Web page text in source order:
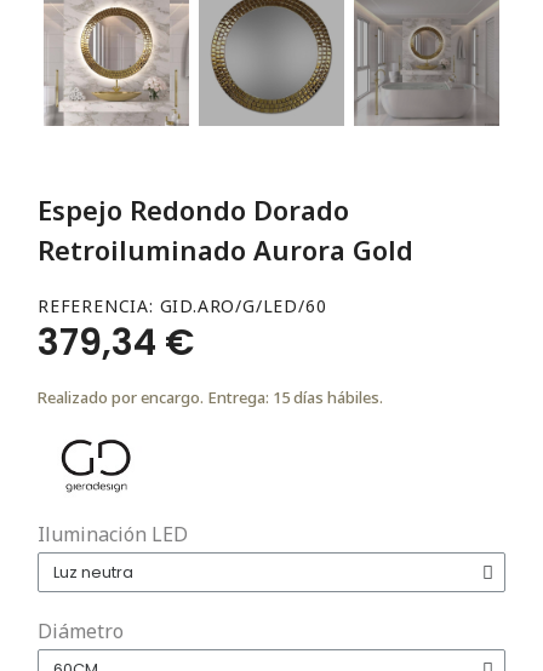
Espejo Redondo Dorado
Retroiluminado Aurora Gold
REFERENCIA GID.ARO/G/LED/60
379,34 €
Realizado por encargo. Entrega: 15 días hábiles.
Iluminación LED
Diámetro